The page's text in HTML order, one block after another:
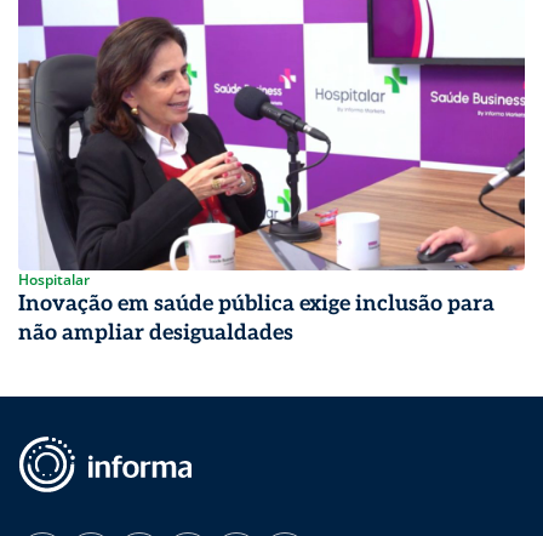
Hospitalar
Inovação em saúde pública exige inclusão para
não ampliar desigualdades